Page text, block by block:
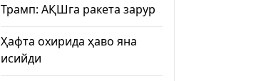
Трамп: АҚШга ракета зарур
Ҳафта охирида ҳаво яна
исийди